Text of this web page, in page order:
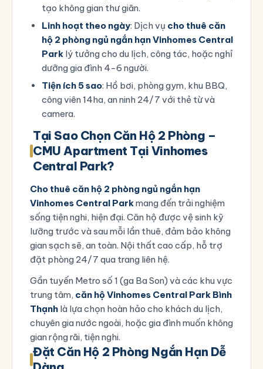
tạo không gian thư giãn.
Linh hoạt theo ngày: Dịch vụ cho thuê căn
hộ 2 phòng ngủ ngắn hạn Vinhomes Central
Park lý tưởng cho du lịch, công tác, hoặc nghỉ
dưỡng gia đình 4-6 người.
Tiện ích 5 sao: Hồ bơi, phòng gym, khu BBQ,
công viên 14ha, an ninh 24/7 với thẻ từ và
camera.
Tại Sao Chọn Căn Hộ 2 Phòng –
CMU Apartment Tại Vinhomes
Central Park?
Cho thuê căn hộ 2 phòng ngủ ngắn hạn
Vinhomes Central Parkmang đến trải nghiệm
sống tiện nghi, hiện đại. Căn hộ được vệ sinh kỹ
lưỡng trước và sau mỗi lần thuê, đảm bảo không
gian sạch sẽ, an toàn. Nội thất cao cấp, hỗ trợ
đặt phòng 24/7 qua trang liên hệ.
Gần tuyến Metro số 1 (ga Ba Son) và các khu vực
trung tâm, căn hộ Vinhomes Central Park Bình
Thạnh là lựa chọn hoàn hảo cho khách du lịch,
chuyên gia nước ngoài, hoặc gia đình muốn không
gian rộng rãi, tiện nghi.
Đặt Căn Hộ 2 Phòng Ngắn Hạn Dễ